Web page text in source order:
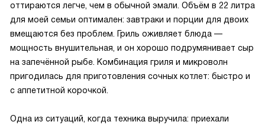
оттираются легче, чем в обычной эмали. Объём в 22 литра
для моей семьи оптимален: завтраки и порции для двоих
вмещаются без проблем. Гриль оживляет блюда —
мощность внушительная, и он хорошо подрумянивает сыр
на запечённой рыбе. Комбинация гриля и микроволн
пригодилась для приготовления сочных котлет: быстро и
с аппетитной корочкой.
Одна из ситуаций, когда техника выручила: приехали